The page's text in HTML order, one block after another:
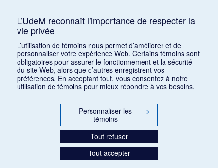
L’UdeM reconnaît l’importance de respecter la
vie privée
L’utilisation de témoins nous permet d’améliorer et de
personnaliser votre expérience Web. Certains témoins sont
obligatoires pour assurer le fonctionnement et la sécurité
du site Web, alors que d’autres enregistrent vos
préférences. En acceptant tout, vous consentez à notre
utilisation de témoins pour mieux répondre à vos besoins.
Personnaliser les
témoins
>
Tout refuser
Tout accepter